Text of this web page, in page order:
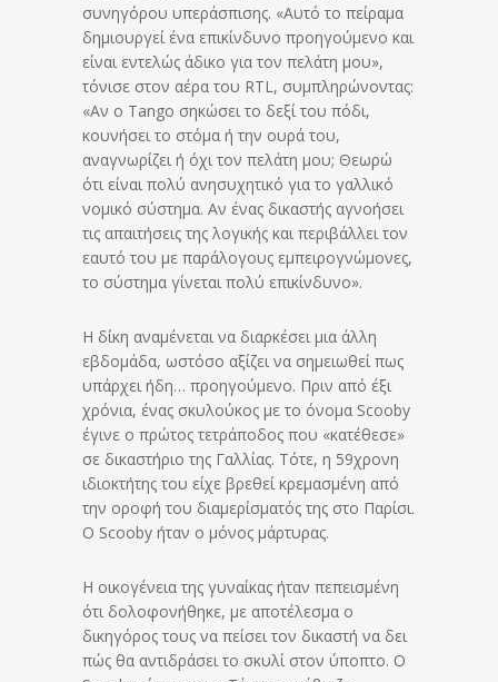
συνηγόρου υπεράσπισης. «Αυτό το πείραμα
δημιουργεί ένα επικίνδυνο προηγούμενο και
είναι εντελώς άδικο για τον πελάτη μου»,
τόνισε στον αέρα του RTL, συμπληρώνοντας:
«Αν ο Tango σηκώσει το δεξί του πόδι,
κουνήσει το στόμα ή την ουρά του,
αναγνωρίζει ή όχι τον πελάτη μου; Θεωρώ
ότι είναι πολύ ανησυχητικό για το γαλλικό
νομικό σύστημα. Αν ένας δικαστής αγνοήσει
τις απαιτήσεις της λογικής και περιβάλλει τον
εαυτό του με παράλογους εμπειρογνώμονες,
το σύστημα γίνεται πολύ επικίνδυνο».
Η δίκη αναμένεται να διαρκέσει μια άλλη
εβδομάδα, ωστόσο αξίζει να σημειωθεί πως
υπάρχει ήδη… προηγούμενο. Πριν από έξι
χρόνια, ένας σκυλούκος με το όνομα Scooby
έγινε ο πρώτος τετράποδος που «κατέθεσε»
σε δικαστήριο της Γαλλίας. Τότε, η 59χρονη
ιδιοκτήτης του είχε βρεθεί κρεμασμένη από
την οροφή του διαμερίσματός της στο Παρίσι.
Ο Scooby ήταν ο μόνος μάρτυρας.
Η οικογένεια της γυναίκας ήταν πεπεισμένη
ότι δολοφονήθηκε, με αποτέλεσμα ο
δικηγόρος τους να πείσει τον δικαστή να δει
πώς θα αντιδράσει το σκυλί στον ύποπτο. Ο